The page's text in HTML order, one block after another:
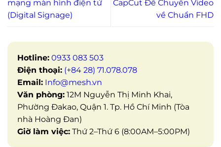
mạng màn hình điện tử
(Digital Signage)
CapCut Để Chuyển Video
về Chuẩn FHD
Hotline: 0933 083 503
Điện thoại: (+84 28) 71.078.078
Email: Info@mesh.vn
Văn phòng: 12M Nguyễn Thị Minh Khai,
Phường Đakao, Quận 1. Tp. Hồ Chí Minh (Tòa
nhà Hoàng Đan)
Giờ làm việc: Thứ 2–Thứ 6 (8:00AM–5:00PM)